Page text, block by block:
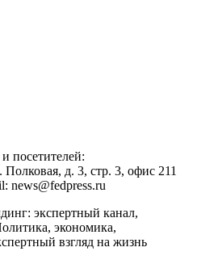
посетителей:
Полковая, д. 3, стр. 3, офис 211
news@fedpress.ru
экспертный канал,
экономика,
взгляд на жизнь